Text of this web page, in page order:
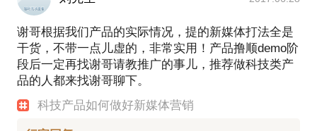
谢哥根据我们产品的实际情况，提的新媒体打法全是
干货，不带一点儿虚的，非常实用！产品撸顺demo阶
段后一定再找谢哥请教推广的事儿，推荐做科技类产
品的人都来找谢哥聊下。
科技产品如何做好新媒体营销